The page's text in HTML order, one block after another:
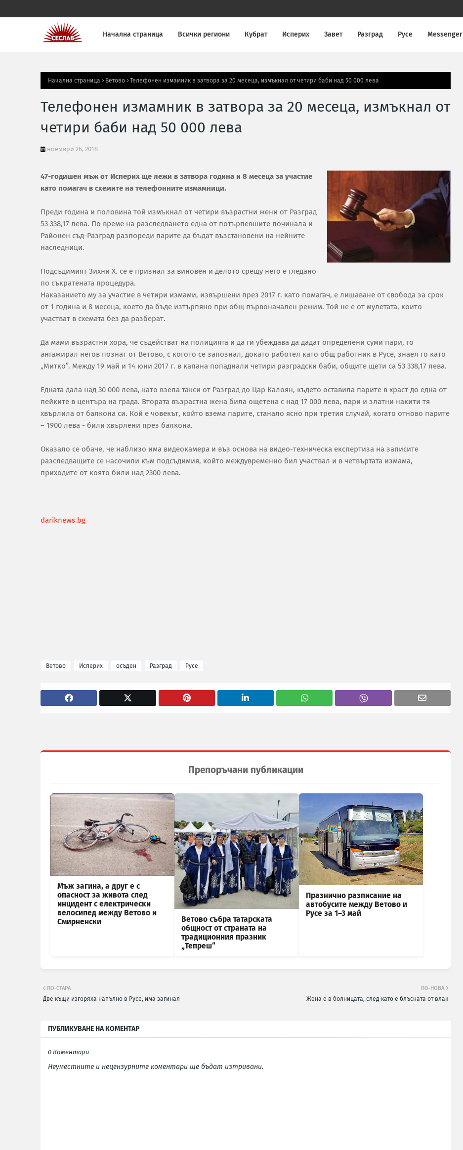
Начална страница Всички региони Кубрат Исперих Завет Разград Русе Messenger
Начална страница Ветово Телефонен измамник в затвора за 20 месеца, измъкнал от четири баби над 50 000 лева
Телефонен измамник в затвора за 20 месеца, измъкнал от
четири баби над 50 000 лева
ноември 26, 2018
47-годишен мъж от Исперих ще лежи в затвора година и 8 месеца за участие
като помагач в схемите на телефонните измамници.
Преди година и половина той измъкнал от четири възрастни жени от Разград
53 338,17 лева. По време на разследването една от потърпевшите починала и
Районен съд-Разград разпореди парите да бъдат възстановени на нейните
наследници.
Подсъдимият Зихни Х. се е признал за виновен и делото срещу него е гледано
по съкратената процедура.
Наказанието му за участие в четири измами, извършени през 2017 г. като помагач, е лишаване от свобода за срок
от 1 година и 8 месеца, което да бъде изтърпяно при общ първоначален режим. Той не е от мулетата, които
участват в схемата без да разберат.
Да мами възрастни хора, че съдействат на полицията и да ги убеждава да дадат определени суми пари, го
ангажирал негов познат от Ветово, с когото се запознал, докато работел като общ работник в Русе, знаел го като
„Митко”. Между 19 май и 14 юни 2017 г. в капана попаднали четири разградски баби, общите щети са 53 338,17 лева.
Едната дала над 30 000 лева, като взела такси от Разград до Цар Калоян, където оставила парите в храст до една от
пейките в центъра на града. Втората възрастна жена била ощетена с над 17 000 лева, пари и златни накити тя
хвърлила от балкона си. Кой е човекът, който взема парите, станало ясно при третия случай, когато отново парите
– 1900 лева - били хвърлени през балкона.
Оказало се обаче, че наблизо има видеокамера и въз основа на видео-техническа експертиза на записите
разследващите се насочили към подсъдимия, който междувременно бил участвал и в четвъртата измама,
приходите от която били над 2300 лева.
dariknews.bg
Ветово Исперих осъден Разград Русе
Препоръчани публикации
Мъж загина, а друг е с
опасност за живота след
инцидент с електрически
велосипед между Ветово и
Смирненски
Ветово събра татарската
общност от страната на
традиционния празник
„Тепреш“
Празнично разписание на
автобусите между Ветово и
Русе за 1–3 май
ПО-НОВА
Жена е в болницата, след като е блъсната от влак
ПО-СТАРА
Две къщи изгоряха напълно в Русе, има загинал
ПУБЛИКУВАНЕ НА КОМЕНТАР
0 Коментари
Неуместните и нецензурните коментари ще бъдат изтривани.